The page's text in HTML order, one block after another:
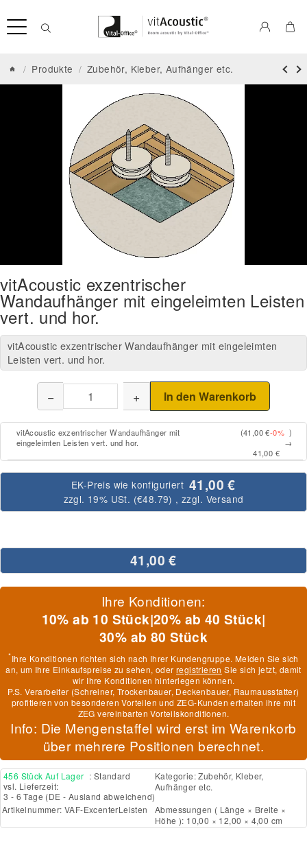
/ Produkte / Zubehör, Kleber, Aufhänger etc.
vitAcoustic exzentrischer
Wandaufhänger mit eingeleimten Leisten
vert. und hor.
vitAcoustic exzentrischer Wandaufhänger mit eingeleimten
Leisten vert. und hor.
41,00 €
vitAcoustic exzentrischer Wandaufhänger mit
eingeleimten Leisten vert. und hor.
(41,00 €-0% )
→
41,00 €
EK-Preis wie konfiguriert 41,00 €
zzgl. 19% USt. (€48.79) , zzgl. Versand
− + In den Warenkorb
Ihre Konditionen:
10% ab 10 Stück|20% ab 40 Stück|
30% ab 80 Stück
*Ihre Konditionen richten sich nach Ihrer Kundengruppe. Melden Sie sich
an, um Ihre Einkaufspreise zu sehen, oderregistrieren Sie sich jetzt, damit
wir Ihre Konditionen hinterlegen können.
P.S. Verarbeiter (Schreiner, Trockenbauer, Deckenbauer, Raumausstatter)
profitieren von besonderen Vorteilen und ZEG-Kunden erhalten ihre mit
ZEG vereinbarten Vorteilskonditionen.
Info: Die Mengenstaffel wird erst im Warenkorb
über mehrere Positionen berechnet.
456 Stück Auf Lager : Standard
vsl. Lieferzeit:
3 - 6 Tage (DE - Ausland abweichend)
Kategorie:Zubehör, Kleber,
Aufhänger etc.
Artikelnummer: VAF-ExcenterLeisten
Abmessungen ( Länge × Breite ×
Höhe ): 10,00 × 12,00 × 4,00 cm